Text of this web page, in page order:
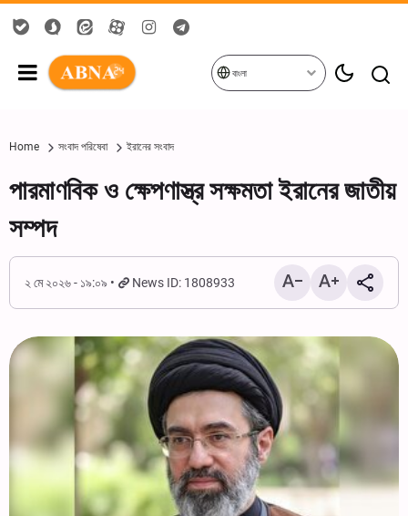
বাংলা
Home সংবাদ পরিষেবা ইরানের সংবাদ
পারমাণবিক ও ক্ষেপণাস্ত্র সক্ষমতা ইরানের জাতীয়
সম্পদ
২ মে ২০২৬ - ১৯:০৯ News ID: 1808933